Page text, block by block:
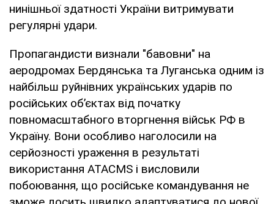
нинішньої здатності України витримувати
регулярні удари.
Пропагандисти визнали "бавовни" на
аеродромах Бердянська та Луганська одним із
найбільш руйнівних українських ударів по
російських об’єктах від початку
повномасштабного вторгнення військ РФ в
Україну. Вони особливо наголосили на
серйозності ураження в результаті
використання ATACMS і висловили
побоювання, що російське командування не